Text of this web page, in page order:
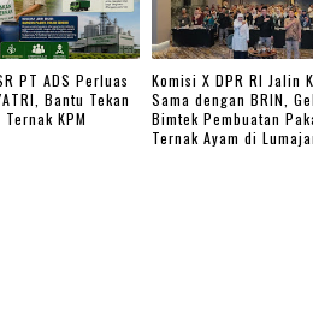
PT ADS Perluas
Bantu Tekan
KPM
Komisi X DPR RI Jalin
Sama dengan BRIN,
Bimtek Pembuatan
Ternak Ayam di